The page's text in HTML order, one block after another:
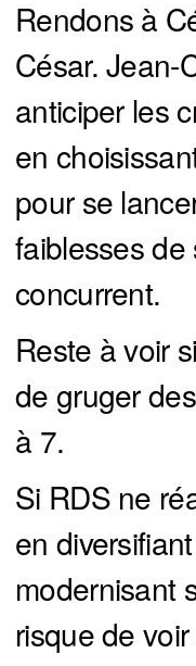
Rendons à
César. Jean-
anticiper les
en
pour se
faiblesses
concurrent.
Reste à voir
de gruger
à 7.
Si RDS ne
en
modernisant
risque de